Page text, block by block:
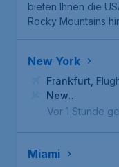
bieten Ihnen die
Rocky Mountains
New York
Frankfurt
New
York,
Vor 1 Stunde
Miami